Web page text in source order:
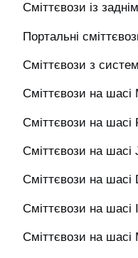
Сміттєвози із
Портальні
Сміттєвози з
Сміттєвози на шасі
Сміттєвози на шасі
Сміттєвози на шасі
Сміттєвози на шасі
Сміттєвози на шасі
Сміттєвози на шасі